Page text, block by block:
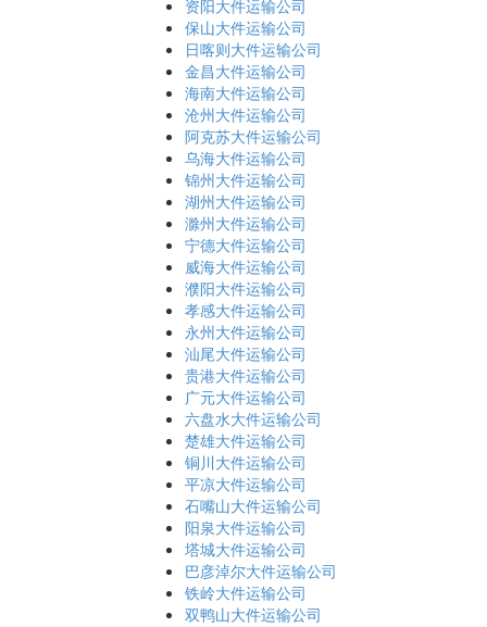
资阳大件运输公司
保山大件运输公司
日喀则大件运输公司
金昌大件运输公司
海南大件运输公司
沧州大件运输公司
阿克苏大件运输公司
乌海大件运输公司
锦州大件运输公司
湖州大件运输公司
滁州大件运输公司
宁德大件运输公司
威海大件运输公司
濮阳大件运输公司
孝感大件运输公司
永州大件运输公司
汕尾大件运输公司
贵港大件运输公司
广元大件运输公司
六盘水大件运输公司
楚雄大件运输公司
铜川大件运输公司
平凉大件运输公司
石嘴山大件运输公司
阳泉大件运输公司
塔城大件运输公司
巴彦淖尔大件运输公司
铁岭大件运输公司
双鸭山大件运输公司